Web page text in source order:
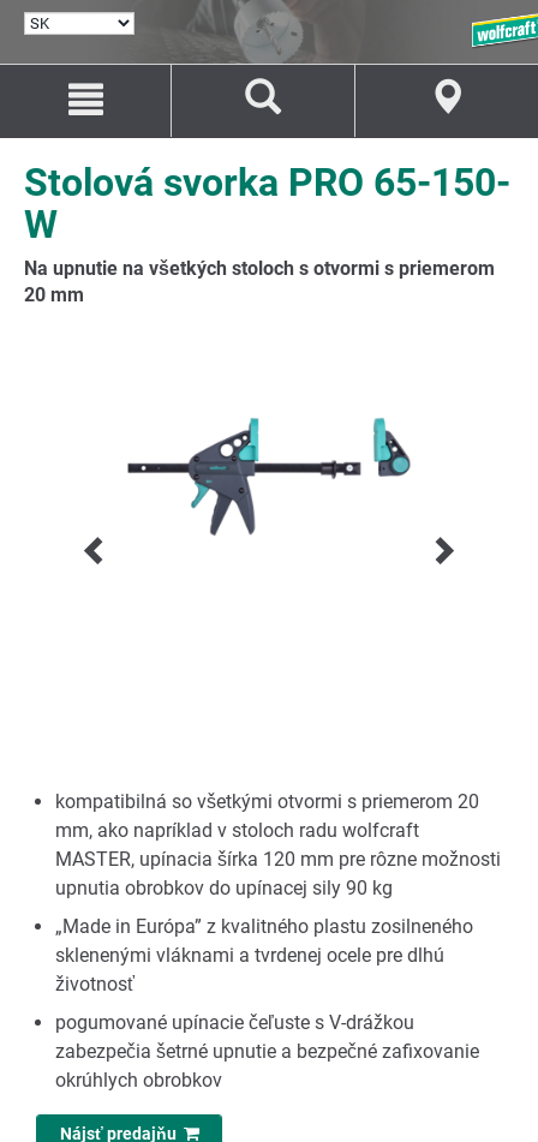
Obsah
Navigáciu
Stolová svorka PRO 65-150-
W
Na upnutie na všetkých stoloch s otvormi s priemerom
20 mm
kompatibilná so všetkými otvormi s priemerom 20
mm, ako napríklad v stoloch radu wolfcraft
MASTER, upínacia šírka 120 mm pre rôzne možnosti
upnutia obrobkov do upínacej sily 90 kg
„Made in Európa” z kvalitného plastu zosilneného
sklenenými vláknami a tvrdenej ocele pre dlhú
životnosť
pogumované upínacie čeľuste s V-drážkou
zabezpečia šetrné upnutie a bezpečné zafixovanie
okrúhlych obrobkov
Nájsť predajňu